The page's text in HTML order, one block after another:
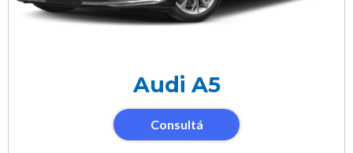
Audi A5
Consultá